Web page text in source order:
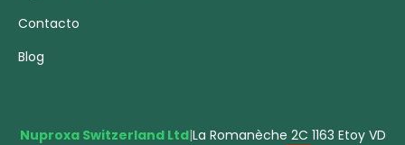
Contacto
Blog
Nuproxa Switzerland Ltd|La Romanèche 2C 1163 Etoy VD